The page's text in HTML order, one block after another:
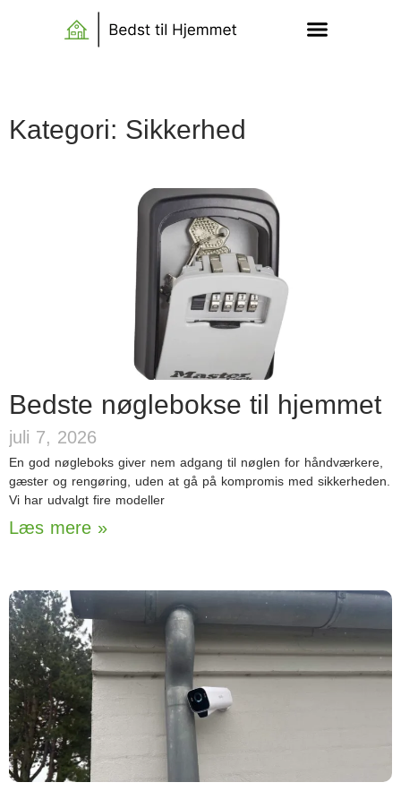
Kategori: Sikkerhed
Bedste nøglebokse til hjemmet
juli 7, 2026
En god nøgleboks giver nem adgang til nøglen for håndværkere,
gæster og rengøring, uden at gå på kompromis med sikkerheden.
Vi har udvalgt fire modeller
Læs mere »